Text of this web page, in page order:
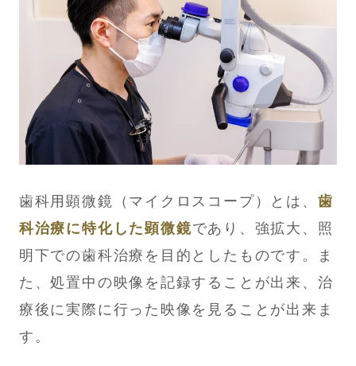
歯科用顕微鏡（マイクロスコープ）とは、 歯
科治療に特化した顕微鏡であり、強拡大、照
明下での歯科治療を目的としたものです。ま
た、処置中の映像を記録することが出来、治
療後に実際に行った映像を見ることが出来ま
す。